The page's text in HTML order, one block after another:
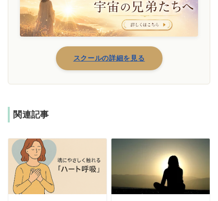
スクールの詳細を見る
関連記事